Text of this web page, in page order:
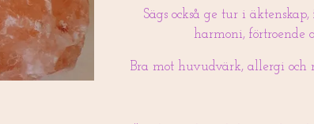
Sägs också ge tur i
harmoni, förtroende
Bra mot huvudvärk, allergi och